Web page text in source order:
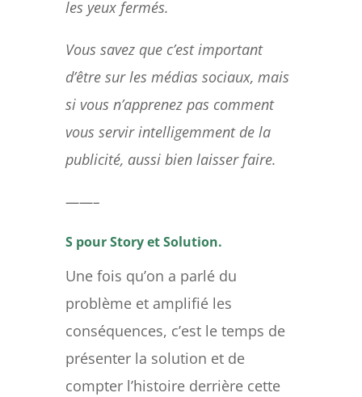
les yeux fermés.
Vous savez que c’est important
d’être sur les médias sociaux, mais
si vous n’apprenez pas comment
vous servir intelligemment de la
publicité, aussi bien laisser faire.
——–
S pour Story et Solution.
Une fois qu’on a parlé du
problème et amplifié les
conséquences, c’est le temps de
présenter la solution et de
compter l’histoire derrière cette